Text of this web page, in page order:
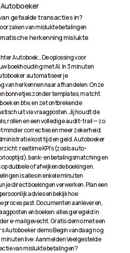
gefaalde transacties in?
van mislukte betalingen
herkenning mislukte
Autoboek… De oplossing voor
boekhouding met AI. In 3 minuten
automatiseer je
van herkennen naar afhandelen. Onze
bonnetjes zonder templates, matcht
en btw, en zet ontbrekende
uit via vraagposten. Jij houdt de
rollen en een volledige audit-trail — zo
minder correcties en meer zekerheid.
kost tijd en geld. Autoboeker
realtime KPI’s (zoals auto-
bank- en betalingsmatching en
dubbele of afwijkende boekingen.
is alles in enkele minuten
je direct boekingen verwerken. Plan een
advies en bekijk hoe
proces past. Documenten aanleveren,
en boeken: alles geregeld in
e-mailgevecht. Gratis demo met een
Autoboeker demo Begin vandaag nog
minuten live: Aanmelden Veelgestelde
van mislukte betalingen?